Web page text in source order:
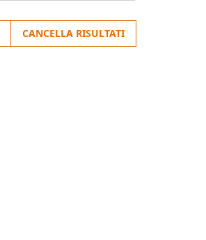
CANCELLA RISULTATI